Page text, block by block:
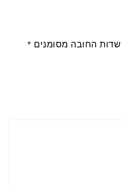
שדות החובה מסומנים *